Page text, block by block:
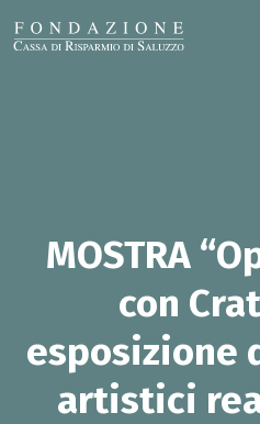
MOSTRA
con
esposizione
artistici